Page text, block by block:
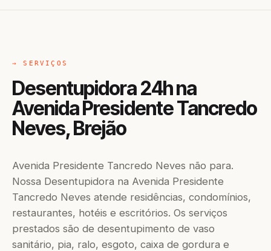
→ SERVIÇOS
Desentupidora 24h na
Avenida Presidente Tancredo
Neves, Brejão
Avenida Presidente Tancredo Neves não para.
Nossa Desentupidora na Avenida Presidente
Tancredo Neves atende residências, condomínios,
restaurantes, hotéis e escritórios. Os serviços
prestados são de desentupimento de vaso
sanitário, pia, ralo, esgoto, caixa de gordura e